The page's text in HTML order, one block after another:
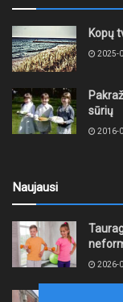
Kopų
2025-
sūrių
2016-
Naujausi
2026-